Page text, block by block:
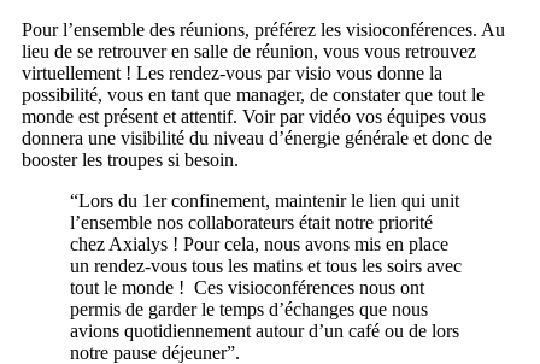
Pour l’ensemble des réunions, préférez les visioconférences. Au
lieu de se retrouver en salle de réunion, vous vous retrouvez
virtuellement ! Les rendez-vous par visio vous donne la
possibilité, vous en tant que manager, de constater que tout le
monde est présent et attentif. Voir par vidéo vos équipes vous
donnera une visibilité du niveau d’énergie générale et donc de
booster les troupes si besoin.
“Lors du 1er confinement, maintenir le lien qui unit
l’ensemble nos collaborateurs était notre priorité
chez Axialys ! Pour cela, nous avons mis en place
un rendez-vous tous les matins et tous les soirs avec
tout le monde ! Ces visioconférences nous ont
permis de garder le temps d’échanges que nous
avions quotidiennement autour d’un café ou de lors
notre pause déjeuner”.